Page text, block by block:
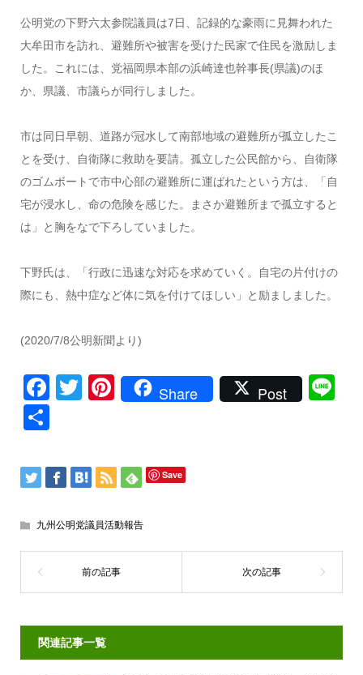
公明党の下野六太参院議員は7日、記録的な豪雨に見舞われた
大牟田市を訪れ、避難所や被害を受けた民家で住民を激励しま
した。これには、党福岡県本部の浜崎達也幹事長(県議)のほ
か、県議、市議らが同行しました。
市は同日早朝、道路が冠水して南部地域の避難所が孤立したこ
とを受け、自衛隊に救助を要請。孤立した公民館から、自衛隊
のゴムボートで市中心部の避難所に運ばれたという方は、「自
宅が浸水し、命の危険を感じた。まさか避難所まで孤立すると
は」と胸をなで下ろしていました。
下野氏は、「行政に迅速な対応を求めていく。自宅の片付けの
際にも、熱中症など体に気を付けてほしい」と励ましました。
(2020/7/8公明新聞より)
Facebook
TwitterPinterest
Share Post
Save
九州公明党議員活動報告
関連記事一覧